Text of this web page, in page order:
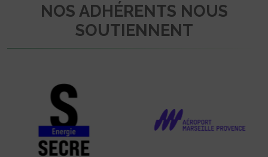
NOS ADHÉRENTS NOUS
SOUTIENNENT